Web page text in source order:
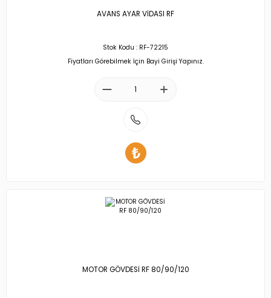
AVANS AYAR VİDASI RF
Stok Kodu : RF-72215
Fiyatları Görebilmek İçin Bayi Girişi Yapınız.
MOTOR GÖVDESİ RF 80/90/120